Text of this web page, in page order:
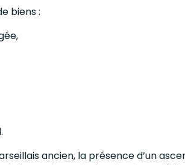
biens :
ancien, la présence d’un